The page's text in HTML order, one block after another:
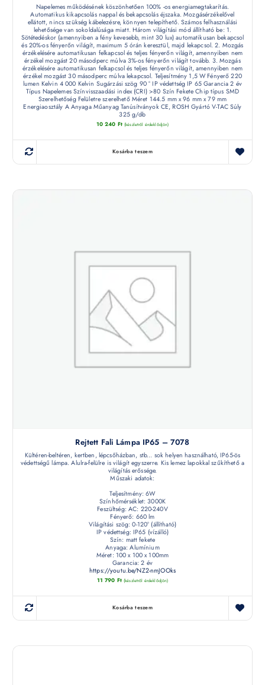
Napelemes működésének köszönhetően 100% -os energiamegtakarítás.
Automatikus kikapcsolás nappal és bekapcsolás éjszaka. Mozgásérzékelővel
ellátott, nincs szükség kábelezésre, könnyen telepíthető. Számos felhasználási
lehetősége van sokoldalúsága miatt. Három világítási mód állítható be: 1.
Sötétedéskor (amennyiben a fény kevesebb, mint 30 lux) automatikusan bekapcsol
és 20%-os fényerőn világít, maximum 5 órán keresztül, majd lekapcsol. 2. Mozgás
érzékelésére automatikusan felkapcsol és teljes fényerőn világít, amennyiben nem
érzékel mozgást 20 másodperc múlva 3%-os fényerőn világít tovább. 3. Mozgás
érzékelésére automatikusan felkapcsol és teljes fényerőn világít, amennyiben nem
érzékel mozgást 30 másodperc múlva lekapcsol. Teljesítmény 1,5 W Fényerő 220
lumen Kelvin 4 000 Kelvin Sugárzási szög 90 ° IP védettség IP 65 Garancia 2 év
Típus Napelemes Színvisszaadási index (CRI) >80 Szín Fekete Chip típus SMD
Szerelhetőség Felületre szerelhető Méret 144.5 mm x 96 mm x 79 mm
Energiaosztály A Anyaga Műanyag Tanúsítványok CE, ROSH Gyártó V-TAC Súly
325 g/db
10 240 Ft (készletről érdeklődjön)
Kosárba teszem
Rejtett Fali Lámpa IP65 – 7078
Kültéren-beltéren, kertben, lépcsőházban, stb... sok helyen használható, IP65-ös
védettségű lámpa. Alulra-felülre is világít egyszerre. Kis lemez lapokkal szűkíthető a
világítás erőssége.
Műszaki adatok:
Teljesítmény: 6W
Színhőmérséklet: 3000K
Feszültség: AC: 220-240V
Fényerő: 660 lm
Világítási szög: 0-120° (állítható)
IP védettség: IP65 (vízálló)
Szín: matt fekete
Anyaga: Alumínium
Méret: 100 x 100 x 100mm
Garancia: 2 év
https://youtu.be/NZ2-nmJOOks
11 790 Ft (készletről érdeklődjön)
Kosárba teszem